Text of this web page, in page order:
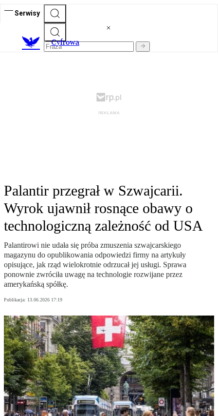
Serwisy
Cyfrowa
Palantir przegrał w Szwajcarii.
Wyrok ujawnił rosnące obawy o
technologiczną zależność od USA
Palantirowi nie udała się próba zmuszenia szwajcarskiego
magazynu do opublikowania odpowiedzi firmy na artykuły
opisujące, jak rząd wielokrotnie odrzucał jej usługi. Sprawa
ponownie zwróciła uwagę na technologie rozwijane przez
amerykańską spółkę.
Publikacja: 13.06.2026 17:19